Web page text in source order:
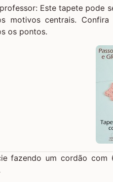
Este tapete pode
motivos centrais.
os pontos.
fazendo um cordão com